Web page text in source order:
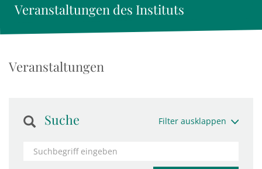
Veranstaltungen des Instituts
Veranstaltungen
Suche Filter ausklappen